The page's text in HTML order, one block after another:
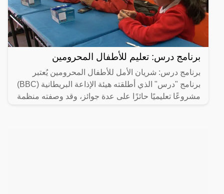
برنامج درس: تعليم للأطفال المحرومين
برنامج درس: شريان الأمل للأطفال المحرومين يُعتبر
برنامج "درس" الذي أطلقته هيئة الإذاعة البريطانية (BBC)
مشروعًا تعليميًا حائزًا على عدة جوائز، وقد وصفته منظمة